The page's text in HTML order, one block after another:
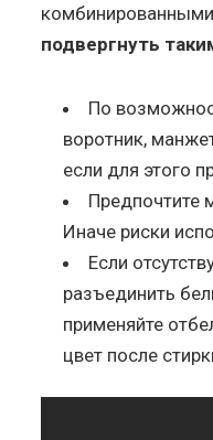
подвергнуть
По
воротник,
если для этого
Предпочтите
Иначе риски
Если
разъединить
применяйте
цвет после